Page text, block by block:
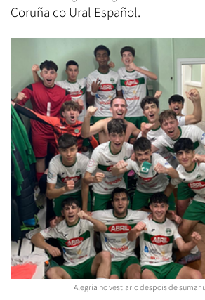
Coruña co Ural Español.
Alegría no vestiario despois de